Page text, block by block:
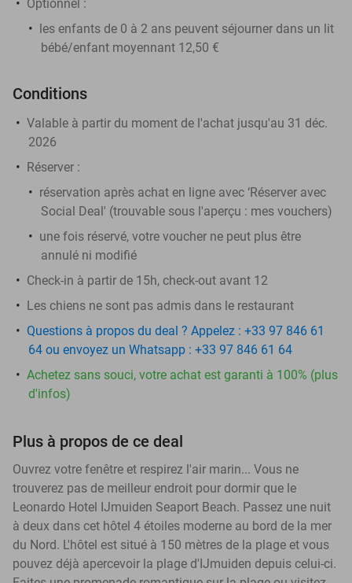
​Optionnel :
les enfants de 0 à 2 ans peuvent séjourner dans un lit
bébé/enfant moyennant 12,50 €
Conditions
Valable à partir du moment de l'achat jusqu'au 31 déc.
2026
Réserver :
réservation après achat en ligne avec ‘Réserver avec
Social Deal' (trouvable sous l'aperçu : mes vouchers)
une fois réservé, votre voucher ne peut plus être
annulé ni modifié
​Check-in à partir de 15h, check-out avant 12
Les chiens ne sont pas admis dans le restaurant
Questions à propos du deal ? Appelez : +33 97 846 61
64 ou envoyez un Whatsapp : +33 97 846 61 64
Achetez sans souci, votre achat est garanti à 100% (plus
d'infos)
Plus à propos de ce deal
Ouvrez votre fenêtre et respirez l'air marin... Vous ne
trouverez pas de meilleur endroit pour dormir que le
Leonardo Hotel IJmuiden Seaport Beach. Passez une nuit
à deux dans cet hôtel 4 étoiles moderne au bord de la mer
du Nord. L'hôtel est situé à 150 mètres de la plage et vous
pouvez déjà apercevoir la plage d'IJmuiden depuis celui-ci.